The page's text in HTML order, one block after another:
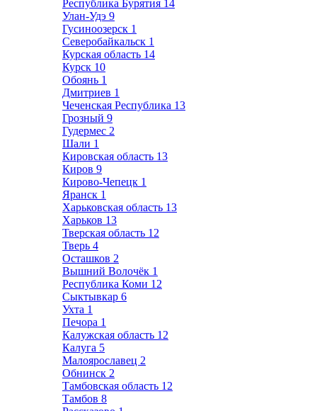
Республика Бурятия 14
Улан-Удэ 9
Гусиноозерск 1
Северобайкальск 1
Курская область 14
Курск 10
Обоянь 1
Дмитриев 1
Чеченская Республика 13
Грозный 9
Гудермес 2
Шали 1
Кировская область 13
Киров 9
Кирово-Чепецк 1
Яранск 1
Харьковская область 13
Харьков 13
Тверская область 12
Тверь 4
Осташков 2
Вышний Волочёк 1
Республика Коми 12
Сыктывкар 6
Ухта 1
Печора 1
Калужская область 12
Калуга 5
Малоярославец 2
Обнинск 2
Тамбовская область 12
Тамбов 8